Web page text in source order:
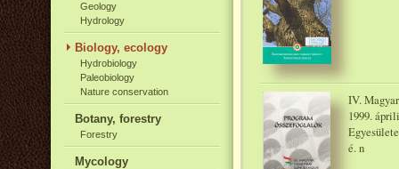
Geology
Hydrology
Biology, ecology
Hydrobiology
Paleobiology
Nature conservation
Botany, forestry
Forestry
Mycology
IV.
1999.
é. n